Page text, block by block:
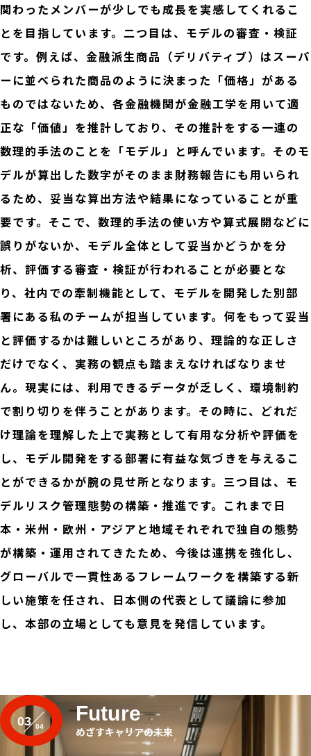
関わったメンバーが少しでも成長を実感してくれるこ
とを目指しています。二つ目は、モデルの審査・検証
です。例えば、金融派生商品（デリバティブ）はスーパ
ーに並べられた商品のように決まった「価格」がある
ものではないため、各金融機関が金融工学を用いて適
正な「価値」を推計しており、その推計をする一連の
数理的手法のことを「モデル」と呼んでいます。そのモ
デルが算出した数字がそのまま財務報告にも用いられ
るため、妥当な算出方法や結果になっていることが重
要です。そこで、数理的手法の使い方や算式展開などに
誤りがないか、モデル全体として妥当かどうかを分
析、評価する審査・検証が行われることが必要とな
り、社内での牽制機能として、モデルを開発した別部
署にある私のチームが担当しています。何をもって妥当
と評価するかは難しいところがあり、理論的な正しさ
だけでなく、実務の観点も踏まえなければなりませ
ん。現実には、利用できるデータが乏しく、環境制約
で割り切りを伴うことがあります。その時に、どれだ
け理論を理解した上で実務として有用な分析や評価を
し、モデル開発をする部署に有益な気づきを与えるこ
とができるかが腕の見せ所となります。三つ目は、モ
デルリスク管理態勢の構築・推進です。これまで日
本・米州・欧州・アジアと地域それぞれで独自の態勢
が構築・運用されてきたため、今後は連携を強化し、
グローバルで一貫性あるフレームワークを構築する新
しい施策を任され、日本側の代表として議論に参加
し、本部の立場としても意見を発信しています。
03 Future
めざすキャリアの未来